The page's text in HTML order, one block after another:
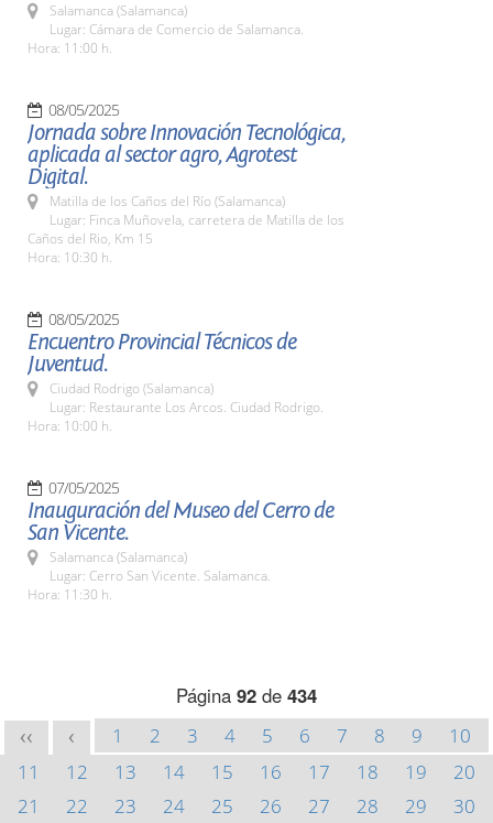
Salamanca (Salamanca)
Lugar: Cámara de Comercio de Salamanca.
Hora: 11:00 h.
08/05/2025
Jornada sobre Innovación Tecnológica,
aplicada al sector agro, Agrotest
Digital.
Matilla de los Caños del Río (Salamanca)
Lugar: Finca Muñovela, carretera de Matilla de los
Caños del Rio, Km 15
Hora: 10:30 h.
08/05/2025
Encuentro Provincial Técnicos de
Juventud.
Ciudad Rodrigo (Salamanca)
Lugar: Restaurante Los Arcos. Ciudad Rodrigo.
Hora: 10:00 h.
07/05/2025
Inauguración del Museo del Cerro de
San Vicente.
Salamanca (Salamanca)
Lugar: Cerro San Vicente. Salamanca.
Hora: 11:30 h.
Página 92 de 434
<< < 1 2 3 4 5 6 7 8 9
10
11
12 13 14 15 16 17 18 19
20
21
22 23 24 25 26 27 28 29
30